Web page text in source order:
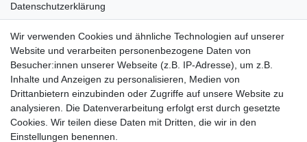
Datenschutzerklärung
Versandkosten
Barrierefreiheit
Anleitungen
Vertrag widerrufen
PARTNER
Wir verwenden Cookies und ähnliche Technologien auf unserer
Website und verarbeiten personenbezogene Daten von
Besucher:innen unserer Webseite (z.B. IP-Adresse), um z.B.
Inhalte und Anzeigen zu personalisieren, Medien von
Drittanbietern einzubinden oder Zugriffe auf unsere Website zu
analysieren. Die Datenverarbeitung erfolgt erst durch gesetzte
Cookies. Wir teilen diese Daten mit Dritten, die wir in den
Einstellungen benennen.